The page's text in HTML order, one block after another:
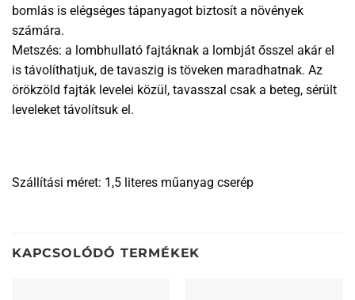
bomlás is elégséges tápanyagot biztosít a növények
számára.
Metszés: a lombhullató fajtáknak a lombját ősszel akár el
is távolíthatjuk, de tavaszig is töveken maradhatnak. Az
örökzöld fajták levelei közül, tavasszal csak a beteg, sérült
leveleket távolítsuk el.
Szállítási méret: 1,5 literes műanyag cserép
KAPCSOLÓDÓ TERMÉKEK